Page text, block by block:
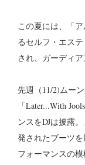
この夏には、「
るセルフ・エス
され、ガーディア
先週（11/2)ムー
「Later...With
ンスをDJは披露
発されたブーツ
フォーマンスの模